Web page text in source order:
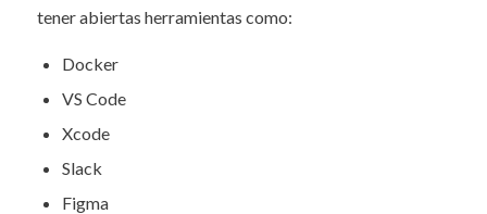
tener abiertas herramientas como:
Docker
VS Code
Xcode
Slack
Figma